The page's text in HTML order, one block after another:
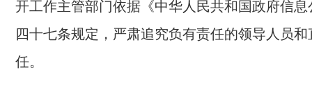
开工作主管部门依据《中华人民共和国政府信
四十七条规定，严肃追究负有责任的领导人员
任。